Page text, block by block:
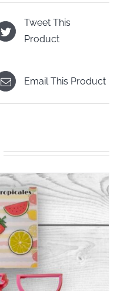
Tweet This
Product
Email This Product